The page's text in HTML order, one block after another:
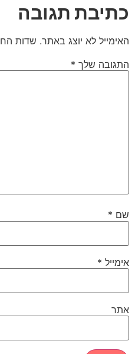
כתיבת תגובה
האימייל לא יוצג באתר. שדות
התגובה שלך *
שם *
אימייל *
אתר